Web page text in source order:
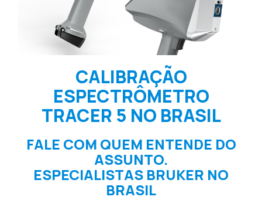
CALIBRAÇÃO
ESPECTRÔMETRO
TRACER 5 NO BRASIL
FALE COM QUEM ENTENDE DO
ASSUNTO.
ESPECIALISTAS BRUKER NO
BRASIL